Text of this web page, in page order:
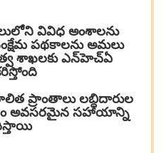
వివిధ అంశాలను
పథకాలను అమలు
శాఖలకు ఎన్‌హెచ్‌ఏ
ప్రాంతాలు లబ్ధిదారుల
అవసరమైన సహాయాన్ని